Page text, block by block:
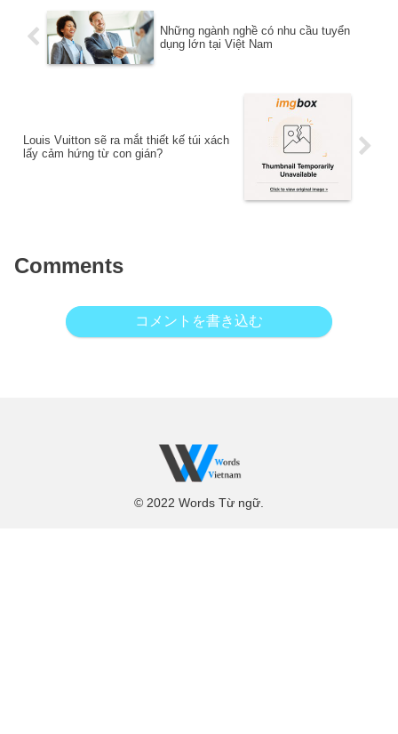
Những ngành nghề có nhu cầu tuyển
dụng lớn tại Việt Nam
Louis Vuitton sẽ ra mắt thiết kế túi xách
lấy cảm hứng từ con gián?
Comments
コメントを書き込む
© 2022 Words Từ ngữ.